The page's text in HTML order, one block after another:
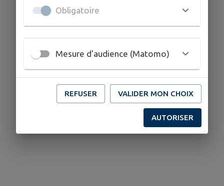
Obligatoire
Mesure d'audience (Matomo)
REFUSER VALIDER MON CHOIX
AUTORISER